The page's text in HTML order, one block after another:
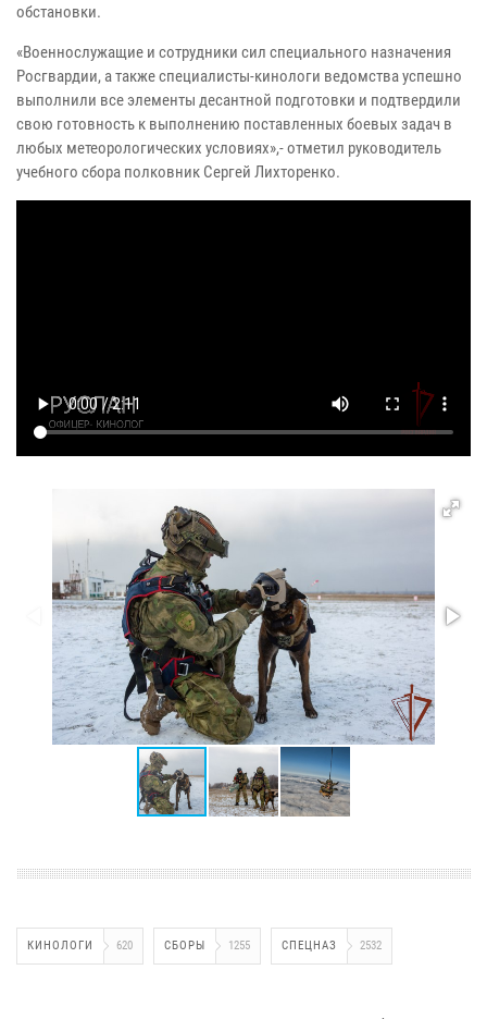
обстановки.
«Военнослужащие и сотрудники сил специального назначения
Росгвардии, а также специалисты-кинологи ведомства успешно
выполнили все элементы десантной подготовки и подтвердили
свою готовность к выполнению поставленных боевых задач в
любых метеорологических условиях»,- отметил руководитель
учебного сбора полковник Сергей Лихторенко.
КИНОЛОГИ 620 СБОРЫ 1255 СПЕЦНАЗ 2532